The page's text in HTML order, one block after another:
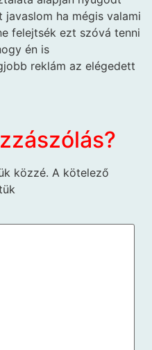
javaslom ha mégis valami
felejtsék ezt szóvá tenni
én is
reklám az elégedett
közzé. A kötelező